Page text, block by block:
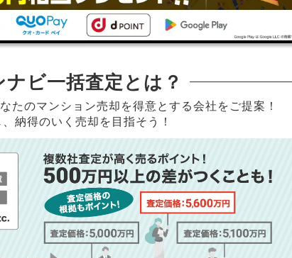
ビ一括査定とは？
たのマンション売却を得意とする会社をご提案！
納得のいく売却を目指そう！